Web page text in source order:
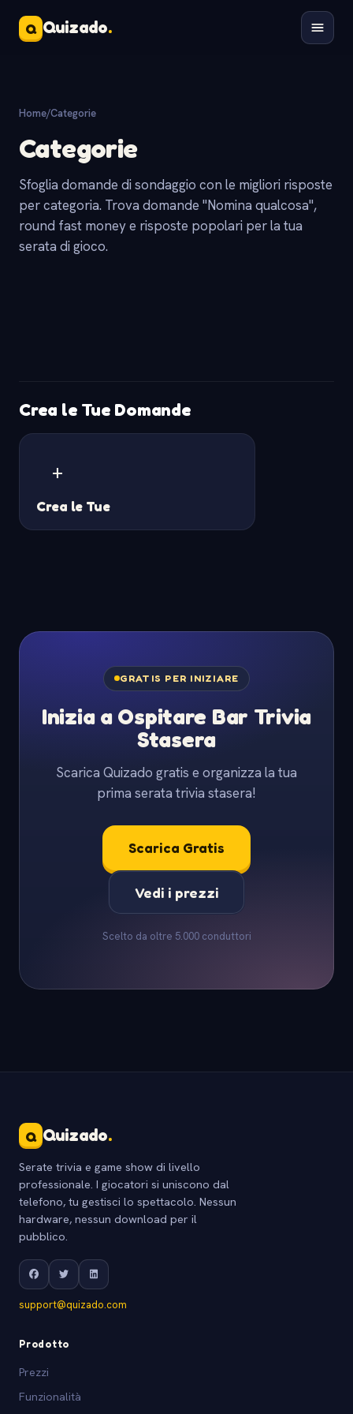
Q Quizado.
Home/Categorie
Categorie
Sfoglia domande di sondaggio con le migliori risposte
per categoria. Trova domande "Nomina qualcosa",
round fast money e risposte popolari per la tua
serata di gioco.
Crea le Tue Domande
+
Crea le Tue
GRATIS PER INIZIARE
Inizia a Ospitare Bar Trivia
Stasera
Scarica Quizado gratis e organizza la tua
prima serata trivia stasera!
Scarica Gratis
Vedi i prezzi
Scelto da oltre 5.000 conduttori
Q Quizado.
Serate trivia e game show di livello
professionale. I giocatori si uniscono dal
telefono, tu gestisci lo spettacolo. Nessun
hardware, nessun download per il
pubblico.
support@quizado.com
Prodotto
Prezzi
Funzionalità